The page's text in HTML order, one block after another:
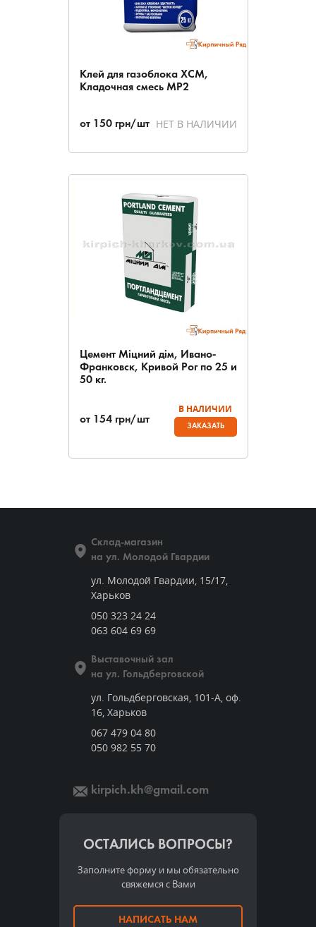
Клей для газоблока ХСМ,
Кладочная смесь МР2
от 150 грн/шт НЕТ В НАЛИЧИИ
Цемент Міцний дім, Ивано-
Франковск, Кривой Рог по 25 и
50 кг.
от 154 грн/шт
В НАЛИЧИИ
ЗАКАЗАТЬ
Склад-магазин
на ул. Молодой Гвардии
ул. Молодой Гвардии, 15/17,
Харьков
050 323 24 24
063 604 69 69
Выставочный зал
на ул. Гольдберговской
ул. Гольдберговская, 101-А, оф.
16, Харьков
067 479 04 80
050 982 55 70
kirpich.kh@gmail.com
ОСТАЛИСЬ ВОПРОСЫ?
Заполните форму и мы обязательно
свяжемся с Вами
НАПИСАТЬ НАМ